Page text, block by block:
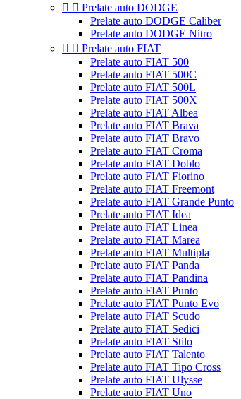
  Prelate auto DODGE
Prelate auto DODGE Caliber
Prelate auto DODGE Nitro
  Prelate auto FIAT
Prelate auto FIAT 500
Prelate auto FIAT 500C
Prelate auto FIAT 500L
Prelate auto FIAT 500X
Prelate auto FIAT Albea
Prelate auto FIAT Brava
Prelate auto FIAT Bravo
Prelate auto FIAT Croma
Prelate auto FIAT Doblo
Prelate auto FIAT Fiorino
Prelate auto FIAT Freemont
Prelate auto FIAT Grande Punto
Prelate auto FIAT Idea
Prelate auto FIAT Linea
Prelate auto FIAT Marea
Prelate auto FIAT Multipla
Prelate auto FIAT Panda
Prelate auto FIAT Pandina
Prelate auto FIAT Punto
Prelate auto FIAT Punto Evo
Prelate auto FIAT Scudo
Prelate auto FIAT Sedici
Prelate auto FIAT Stilo
Prelate auto FIAT Talento
Prelate auto FIAT Tipo Cross
Prelate auto FIAT Ulysse
Prelate auto FIAT Uno